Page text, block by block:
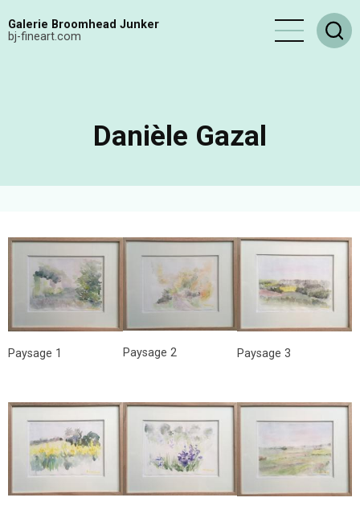
auGalerie Broomhead Junker
bj-fineart.com
Danièle Gazal
Paysage 1 Paysage 2 Paysage 3